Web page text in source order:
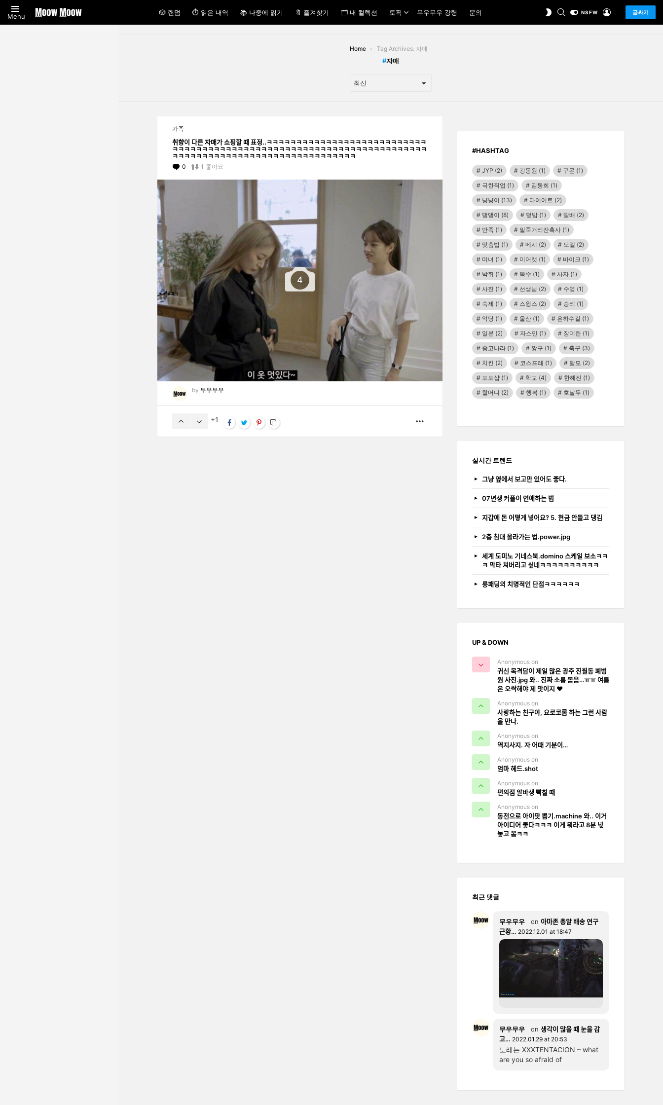
Menu 🎲 랜덤 ⏱ 읽은 내역 📚 나중에 읽기 🔖 즐겨찾기 🗂 내 컬렉션 토픽 무우무우 강령 문의
SWITCHSEARCHNSFW 글싸기
Home Tag Archives: 자매
자매
STORIES
가족
취향이 다른 자매가 쇼핑할 때 표정..ㅋㅋㅋㅋㅋㅋㅋㅋㅋㅋㅋㅋㅋㅋㅋㅋㅋㅋㅋㅋㅋㅋㅋㅋㅋㅋㅋ
ㅋㅋㅋㅋㅋㅋㅋㅋㅋㅋㅋㅋㅋㅋㅋㅋㅋㅋㅋㅋㅋㅋㅋㅋㅋㅋㅋㅋㅋㅋㅋㅋㅋㅋㅋㅋㅋㅋㅋㅋㅋㅋㅋ
ㅋㅋㅋㅋㅋㅋㅋㅋㅋㅋㅋㅋㅋㅋㅋㅋㅋㅋㅋㅋㅋㅋㅋㅋㅋㅋㅋㅋㅋㅋㅋ
0 Comments
1 좋아요
4
by 무우무우
1
#HASHTAG
JYP (2) 강동원 (1) 구몬 (1)
극한직업 (1) 김동희 (1)
냥냥이 (13) 다이어트 (2)
댕댕이 (8) 덮밥 (1) 딸배 (2)
만족 (1) 말죽거리잔혹사 (1)
맞춤법 (1) 메시 (2) 모델 (2)
미녀 (1) 미어캣 (1) 바이크 (1)
박쥐 (1) 복수 (1) 사자 (1)
사진 (1) 선생님 (2) 수영 (1)
숙제 (1) 스윙스 (2) 승리 (1)
악당 (1) 울산 (1) 은하수길 (1)
일본 (2) 자스민 (1) 장미란 (1)
중고나라 (1) 짱구 (1) 축구 (3)
치킨 (2) 코스프레 (1) 탈모 (2)
포토샵 (1) 학교 (4) 한혜진 (1)
할머니 (2) 행복 (1) 호날두 (1)
실시간 트렌드
그냥 옆에서 보고만 있어도 좋다.
07년생 커플이 연애하는 법
지갑에 돈 어떻게 넣어요? 5. 현금 안들고 댕김
2층 침대 올라가는 법.power.jpg
세계 도미노 기네스북.domino 스케일 보소ㅋㅋ
ㅋ 막타 쳐버리고 싶네ㅋㅋㅋㅋㅋㅋㅋㅋㅋㅋ
롱패딩의 치명적인 단점ㅋㅋㅋㅋㅋㅋ
UP & DOWN
Anonymous on
귀신 목격담이 제일 많은 광주 진월동 폐병
원 사진.jpg 와.. 진짜 소름 돋음…ㅠㅠ 여름
은 오싹해야 제 맛이지 ❤️
Anonymous on
사랑하는 친구야, 요로코롬 하는 그런 사람
을 만나.
Anonymous on
역지사지. 자 어때 기분이…
Anonymous on
엄마 헤드.shot
Anonymous on
편의점 알바생 빡칠 때
Anonymous on
동전으로 아이팟 뽑기.machine 와.. 이거
아이디어 좋다ㅋㅋㅋ 이게 뭐라고 8분 넋
놓고 봄ㅋㅋ
최근 댓글
무우무우 on 아마존 총알 배송 연구
근황… 2022.12.01 at 18:47
무우무우 on 생각이 많을 때 눈을 감
고… 2022.01.29 at 20:53
노래는 XXXTENTACION – what
are you so afraid of